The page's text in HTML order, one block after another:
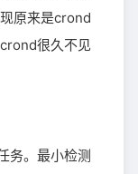
原来是crond
很久不见
务。最小检测